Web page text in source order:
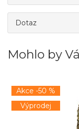
Dotaz
Mohlo by
Akce -50 %
Výprodej